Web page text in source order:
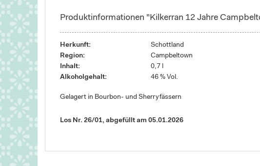
Produktinformationen "Kilkerran 12 Jahre
Herkunft:
Schottland
Region:
Campbeltown
Inhalt:
0,7 l
Alkoholgehalt:
46 % Vol.
Gelagert in Bourbon- und Sherryfässern
Los Nr. 26/01, abgefüllt am 05.01.2026